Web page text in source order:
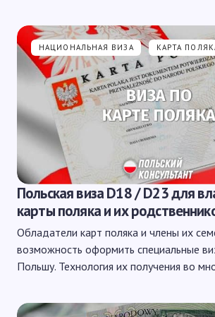
НАЦИОНАЛЬНАЯ ВИЗА КАРТА
Польская виза D18 / D23 для
карты поляка и их
Обладатели карт поляка и члены их
возможность оформить специальные
Польшу. Технология их получения во